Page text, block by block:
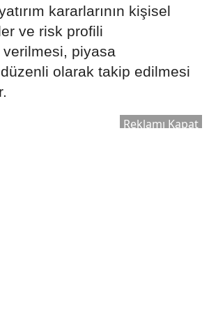
kararlarının kişisel
ve risk profili
piyasa
olarak takip edilmesi
Reklamı Kapat